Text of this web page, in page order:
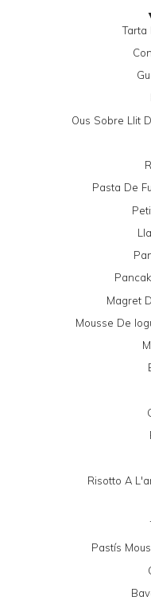
Tarta
Ous Sobre Llit
Pasta De
Magret
Mousse De
Risotto A
Pastís